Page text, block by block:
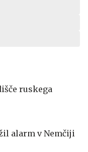
ruskega
alarm v Nemčiji